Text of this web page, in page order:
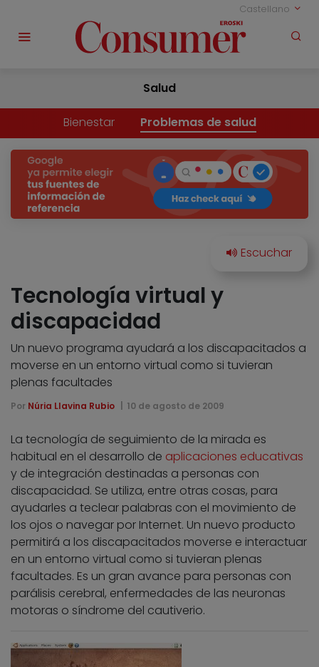
Castellano
Salud
Bienestar Problemas de salud
Tecnología virtual y
discapacidad
Un nuevo programa ayudará a los discapacitados a
moverse en un entorno virtual como si tuvieran
plenas facultades
Por Núria Llavina Rubio 10 de agosto de 2009
La tecnología de seguimiento de la mirada es
habitual en el desarrollo de aplicaciones educativas
y de integración destinadas a personas con
discapacidad. Se utiliza, entre otras cosas, para
ayudarles a teclear palabras con el movimiento de
los ojos o navegar por Internet. Un nuevo producto
permitirá a los discapacitados moverse e interactuar
en un entorno virtual como si tuvieran plenas
facultades. Es un gran avance para personas con
parálisis cerebral, enfermedades de las neuronas
motoras o síndrome del cautiverio.